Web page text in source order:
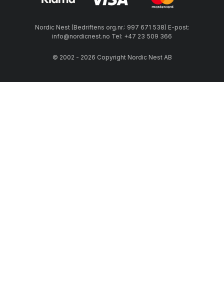
Nordic Nest (Bedriftens org.nr.: 997 671 538) E-post:
info@nordicnest.no Tel: +47 23 509 366
© 2002 - 2026 Copyright Nordic Nest AB